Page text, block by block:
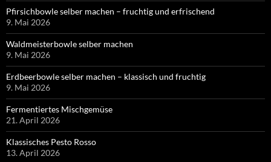
Pfirsichbowle selber machen – fruchtig und erfrischend
9. Mai 2026
Waldmeisterbowle selber machen
9. Mai 2026
Erdbeerbowle selber machen – klassisch und fruchtig
9. Mai 2026
Fermentiertes Mischgemüse
21. April 2026
Klassisches Pesto Rosso
13. April 2026